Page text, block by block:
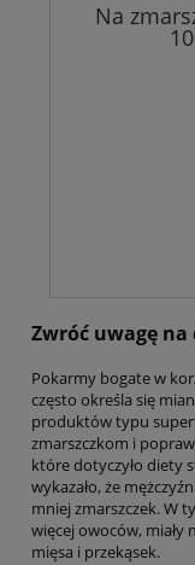
Na
Zwróć uwagę na
Pokarmy bogate w
często określa się
produktów typu
zmarszczkom i
które dotyczyło diety
wykazało, że
mniej zmarszczek. W
więcej owoców, miały
mięsa i przekąsek.